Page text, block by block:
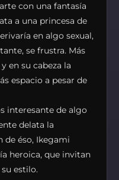
con una fantasía
a una princesa de
en algo sexual,
se frustra. Más
en su cabeza la
espacio a pesar de
interesante de algo
delata la
de éso, Ikegami
heroica, que invitan
estilo.